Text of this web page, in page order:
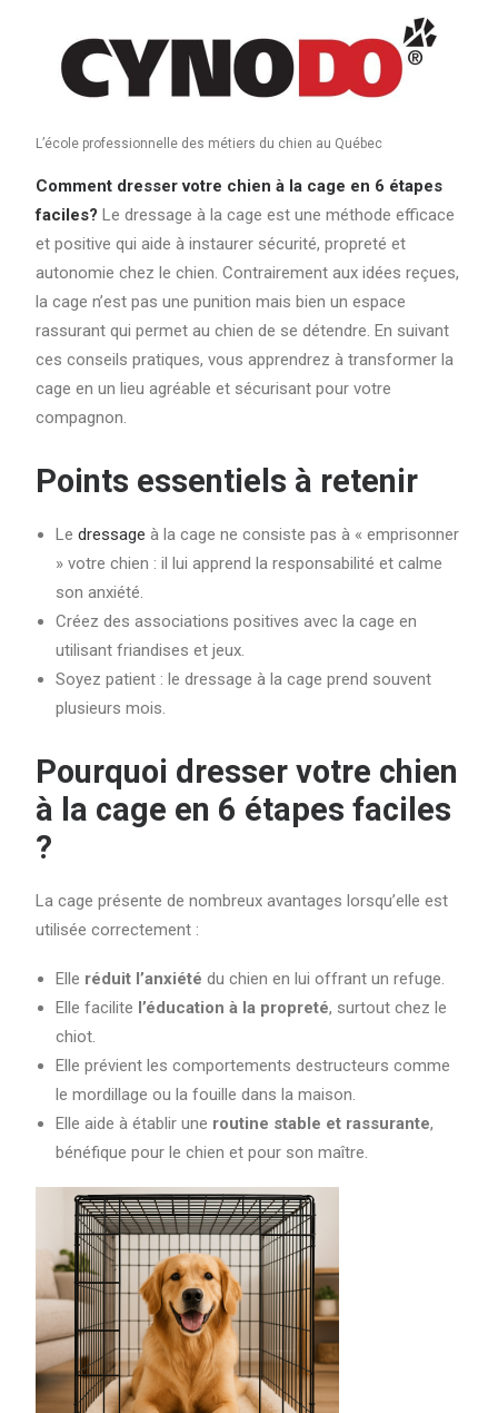
L’école professionnelle des métiers du chien au Québec
Comment dresser votre chien à la cage en 6 étapes
faciles? Le dressage à la cage est une méthode efficace
et positive qui aide à instaurer sécurité, propreté et
autonomie chez le chien. Contrairement aux idées reçues,
la cage n’est pas une punition mais bien un espace
rassurant qui permet au chien de se détendre. En suivant
ces conseils pratiques, vous apprendrez à transformer la
cage en un lieu agréable et sécurisant pour votre
compagnon.
Points essentiels à retenir
Le dressage à la cage ne consiste pas à « emprisonner
» votre chien : il lui apprend la responsabilité et calme
son anxiété.
Créez des associations positives avec la cage en
utilisant friandises et jeux.
Soyez patient : le dressage à la cage prend souvent
plusieurs mois.
Pourquoi dresser votre chien
à la cage en 6 étapes faciles
?
La cage présente de nombreux avantages lorsqu’elle est
utilisée correctement :
Elle réduit l’anxiété du chien en lui offrant un refuge.
Elle facilite l’éducation à la propreté, surtout chez le
chiot.
Elle prévient les comportements destructeurs comme
le mordillage ou la fouille dans la maison.
Elle aide à établir une routine stable et rassurante,
bénéfique pour le chien et pour son maître.